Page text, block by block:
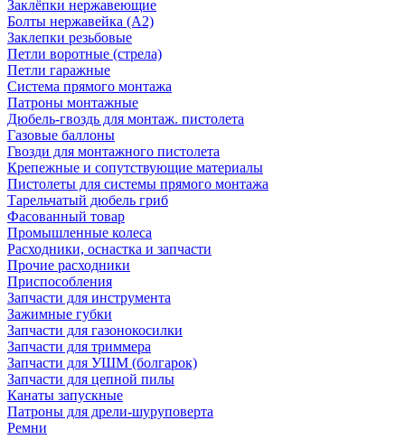
Заклёпки нержавеющие
Болты нержавейка (А2)
Заклепки резьбовые
Петли воротные (стрела)
Петли гаражные
Система прямого монтажа
Патроны монтажные
Дюбель-гвоздь для монтаж. пистолета
Газовые баллоны
Гвозди для монтажного пистолета
Крепежные и сопутствующие материалы
Пистолеты для системы прямого монтажа
Тарельчатый дюбель гриб
Фасованный товар
Промышленные колеса
Расходники, оснастка и запчасти
Прочие расходники
Приспособления
Запчасти для инструмента
Зажимные губки
Запчасти для газонокосилки
Запчасти для триммера
Запчасти для УШМ (болгарок)
Запчасти для цепной пилы
Канаты запускные
Патроны для дрели-шуруповерта
Ремни